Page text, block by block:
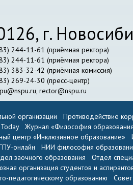
г.
244-11-61 (приёмная ректора)
244-11-61 (приёмная ректора)
383-32-42 (приёмная комиссия)
269-24-30 (пресс-центр)
, rector@nspu.ru
организации
Противодействие
Журнал «Философия
центр «Инклюзивное образование»
онлайн
НИИ философия
заочного образования
Отдел
организация студентов и
педагогическому образованию